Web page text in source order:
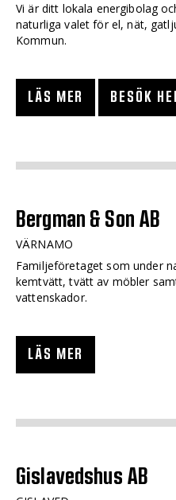
Vi är ditt lokala energibolag
naturliga valet för el, nät,
Kommun.
LÄS MER BESÖK
Bergman & Son AB
VÄRNAMO
Familjeföretaget som under
kemtvätt, tvätt av möbler
vattenskador.
LÄS MER
Gislavedshus AB